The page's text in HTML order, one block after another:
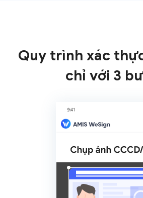
Quy trình xác
chỉ với 3